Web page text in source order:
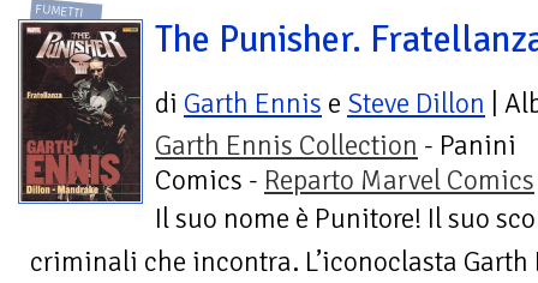
FUMETTI
The Punisher.
di Garth Ennis e Steve Dillon |
Garth Ennis Collection - Panini
Comics - Reparto Marvel Comics
Il suo nome è Punitore! Il suo
criminali che incontra. L’iconoclasta